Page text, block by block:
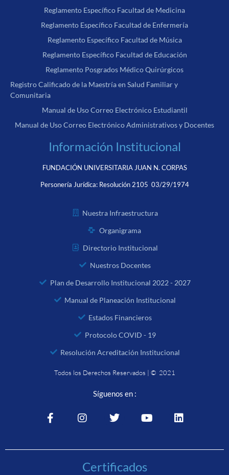
Reglamento Específico Facultad de Medicina
Reglamento Específico Facultad de Enfermería
Reglamento Específico Facultad de Música
Reglamento Específico Facultad de Educación
Reglamento Posgrados Médico Quirúrgicos
Registro Calificado de la Maestría en Salud Familiar y
Comunitaria
Manual de Uso Correo Electrónico Estudiantil
Manual de Uso Correo Electrónico Administrativos y Docentes
Información Institucional
FUNDACIÓN UNIVERSITARIA JUAN N. CORPAS
Personería Jurídica: Resolución 2105 03/29/1974
Nuestra Infraestructura
Organigrama
Directorio Institucional
Nuestros Docentes
Plan de Desarrollo Institucional 2022 - 2027
Manual de Planeación Institucional
Estados Financieros
Protocolo COVID - 19
Resolución Acreditación Institucional
Todos los Derechos Reservados | © 2021
Síguenos en :
Certificados